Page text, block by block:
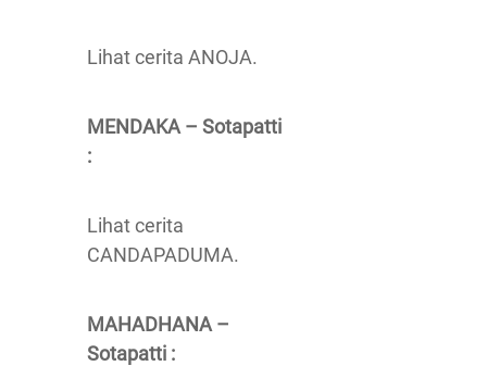
Lihat cerita ANOJA.
MENDAKA – Sotapatti
:
Lihat cerita
CANDAPADUMA.
MAHADHANA –
Sotapatti :